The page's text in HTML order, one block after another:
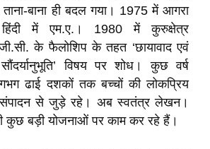
बाना ही बदल गया। 1975 में आगरा
हिंदी में एम.ए.। 1980 में कुरुक्षेत्र
के फैलोशिप के तहत ‘छायावाद एवं
विषय पर शोध। कुछ वर्ष
ढाई दशकों तक बच्चों की लोकप्रिय
संपादन से जुड़े रहे। अब स्वतंत्र लेखन।
कुछ बड़ी योजनाओं पर काम कर रहे हैं।